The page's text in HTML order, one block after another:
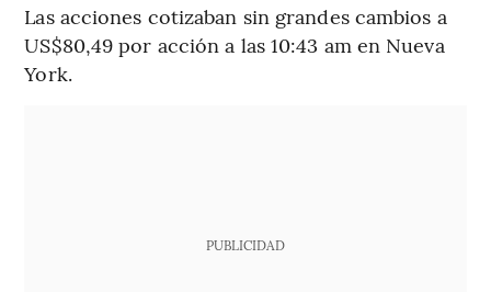
Las acciones cotizaban sin grandes cambios a
US$80,49 por acción a las 10:43 am en Nueva
York.
PUBLICIDAD